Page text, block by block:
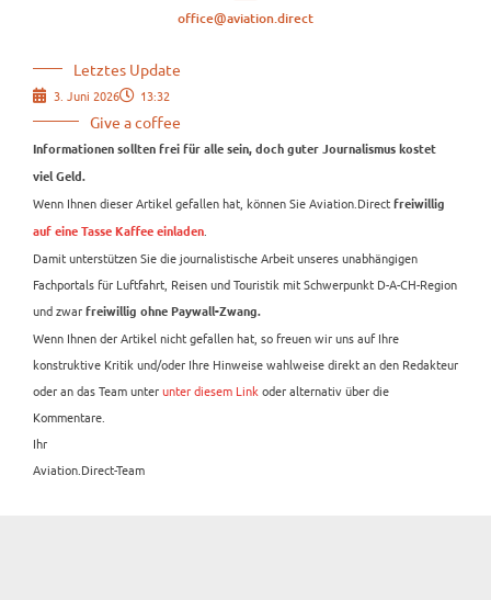
office@aviation.direct
Letztes Update
3. Juni 2026 13:32
Give a coffee
Informationen sollten frei für alle sein, doch guter Journalismus kostet
viel Geld.
Wenn Ihnen dieser Artikel gefallen hat, können Sie Aviation.Direct freiwillig
auf eine Tasse Kaffee einladen
Damit unterstützen Sie die journalistische Arbeit unseres unabhängigen
Fachportals für Luftfahrt, Reisen und Touristik mit Schwerpunkt D-A-CH-Region
und zwar freiwillig ohne Paywall-Zwang.
Wenn Ihnen der Artikel nicht gefallen hat, so freuen wir uns auf Ihre
konstruktive Kritik und/oder Ihre Hinweise wahlweise direkt an den Redakteur
oder an das Team unterunter diesem Link oder alternativ über die
Kommentare.
Ihr
Aviation.Direct-Team